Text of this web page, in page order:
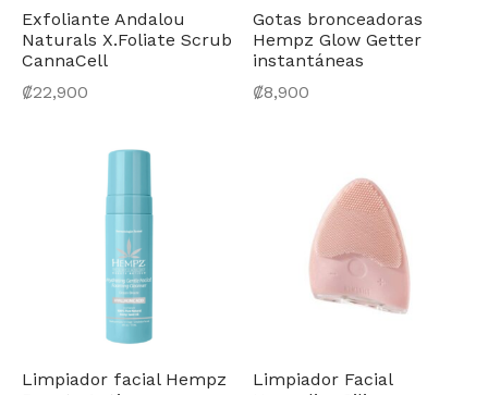
Exfoliante Andalou
Naturals X.Foliate Scrub
CannaCell
₡22,900
Gotas bronceadoras
Hempz Glow Getter
instantáneas
₡8,900
Limpiador facial Hempz
Limpiador Facial